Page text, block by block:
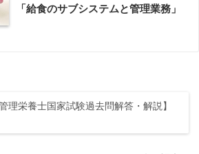
「給食のサブシステムと管理業務」
理栄養士国家試験過去問解答・解説】